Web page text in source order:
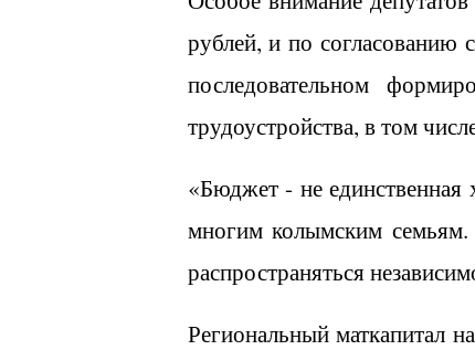
рублей, и по согласованию
последовательном
трудоустройства, в том
«Бюджет - не
многим колымским
распространяться
Региональный маткапитал